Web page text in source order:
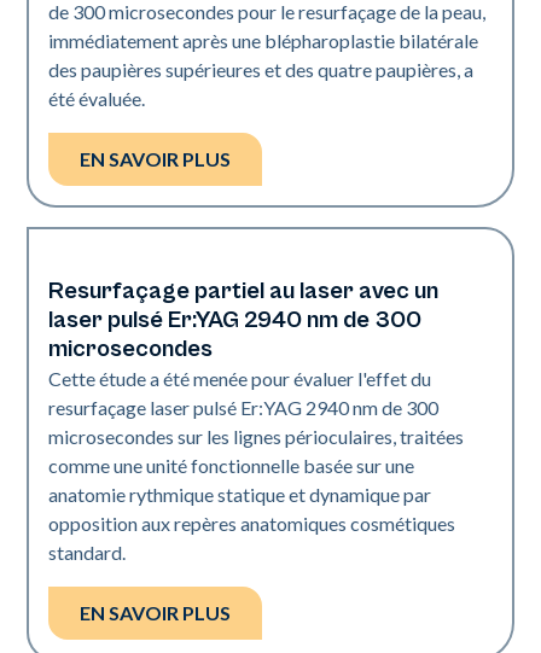
de 300 microsecondes pour le resurfaçage de la peau,
immédiatement après une blépharoplastie bilatérale
des paupières supérieures et des quatre paupières, a
été évaluée.
EN SAVOIR PLUS
Resurfaçage de la peau
Resurfaçage partiel au laser avec un
laser pulsé Er:YAG 2940 nm de 300
microsecondes
Cette étude a été menée pour évaluer l'effet du
resurfaçage laser pulsé Er:YAG 2940 nm de 300
microsecondes sur les lignes périoculaires, traitées
comme une unité fonctionnelle basée sur une
anatomie rythmique statique et dynamique par
opposition aux repères anatomiques cosmétiques
standard.
EN SAVOIR PLUS